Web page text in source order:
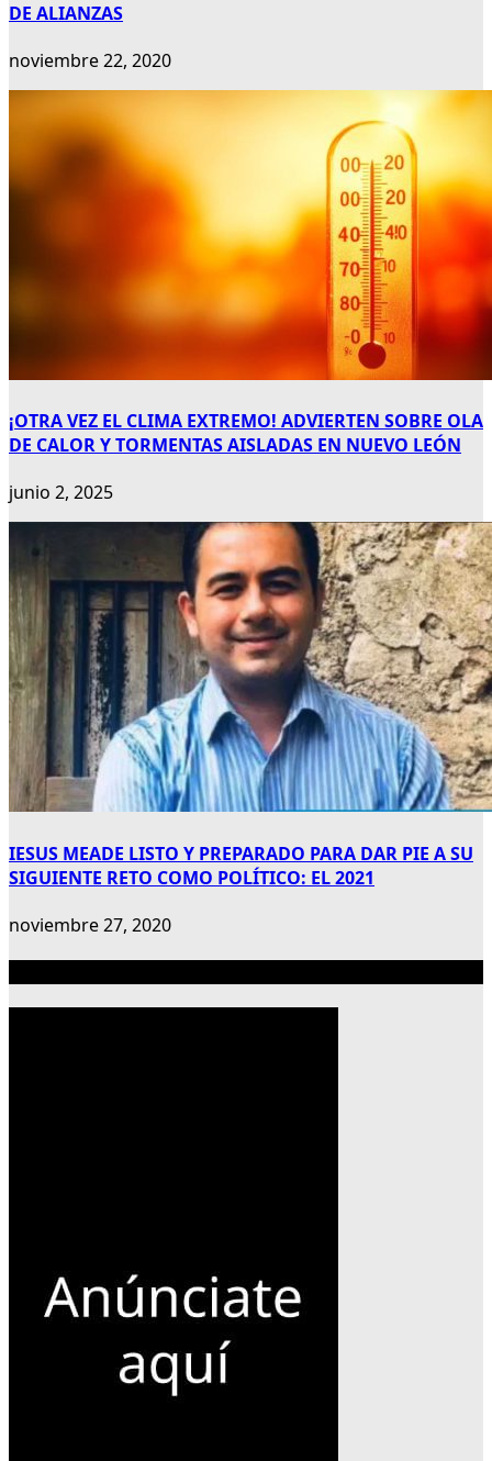
DE ALIANZAS
noviembre 22, 2020
¡OTRA VEZ EL CLIMA EXTREMO! ADVIERTEN SOBRE OLA
DE CALOR Y TORMENTAS AISLADAS EN NUEVO LEÓN
junio 2, 2025
IESUS MEADE LISTO Y PREPARADO PARA DAR PIE A SU
SIGUIENTE RETO COMO POLÍTICO: EL 2021
noviembre 27, 2020